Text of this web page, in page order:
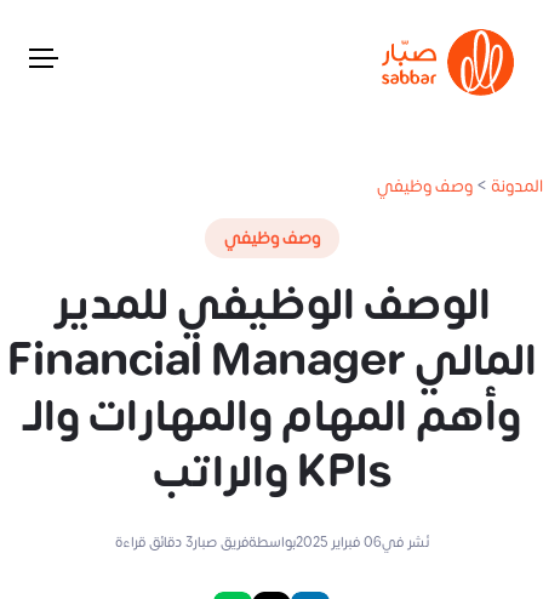
المدونة>وصف وظيفي
وصف وظيفي
الوصف الوظيفي للمدير
المالي Financial Manager
وأهم المهام والمهارات والـ
KPIs والراتب
نُشر في06 فبراير 2025 بواسطةفريق صبار3دقائق قراءة